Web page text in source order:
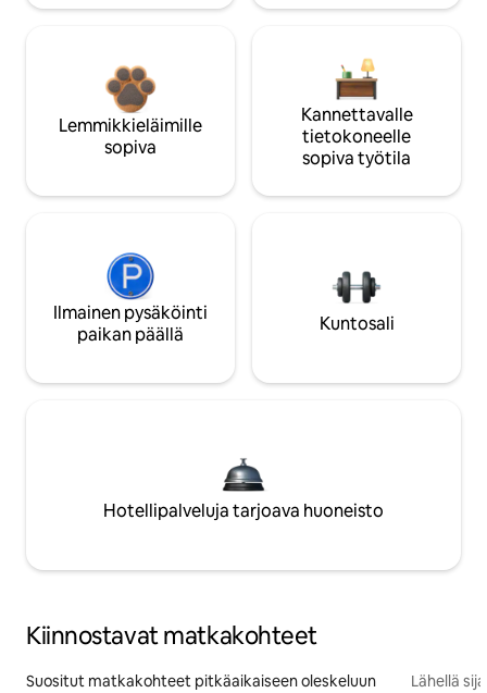
Lemmikkieläimille
sopiva
Kannettavalle
tietokoneelle
sopiva työtila
Ilmainen pysäköinti
paikan päällä
Kuntosali
Hotellipalveluja tarjoava huoneisto
Kiinnostavat matkakohteet
Suositut matkakohteet pitkäaikaiseen oleskeluun Lähellä